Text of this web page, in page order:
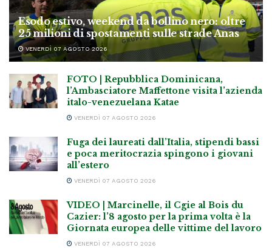
Esodo estivo, weekend da bollino nero: oltre
25 milioni di spostamenti sulle strade Anas
VENERDÌ 07 AGOSTO 2026
FOTO | Repubblica Dominicana,
l’Ambasciatore Maffettone visita l’azienda
italo-venezuelana Katae
VENERDÌ 07 AGOSTO 2026
Fuga dei laureati dall’Italia, stipendi bassi
e poca meritocrazia spingono i giovani
all’estero
VENERDÌ 07 AGOSTO 2026
VIDEO | Marcinelle, il Cgie al Bois du
Cazier: l’8 agosto per la prima volta è la
Giornata europea delle vittime del lavoro
VENERDÌ 07 AGOSTO 2026